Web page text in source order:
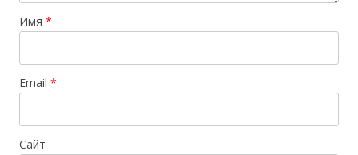
Имя *
Email *
Сайт